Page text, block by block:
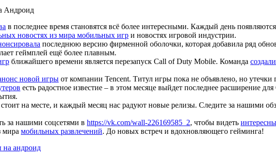
Андроид
в последнее время становятся всё более интересными. Каждый день появляются
новостях из мира мобильных игр и новостях игровой индустрии.
последнюю версию фирменной оболочки, которая добавила ряд
геймплей ещё более плавным.
ближайшего времени является перезапуск Call of Duty Mobile. Команда
новой игры от компании Tencent. Титул игры пока не объявлено, но утечки
есть радостное известие – в этом месяце выйдет последнее расширение
на месте, и каждый месяц нас радуют новые релизы. Следите за нашими
за нашими соцсетями в https://vk.com/wall-226169585_2, чтобы видеть
мира мобильных развлечений. До новых встреч и вдохновляющего гейминга!
на андроид